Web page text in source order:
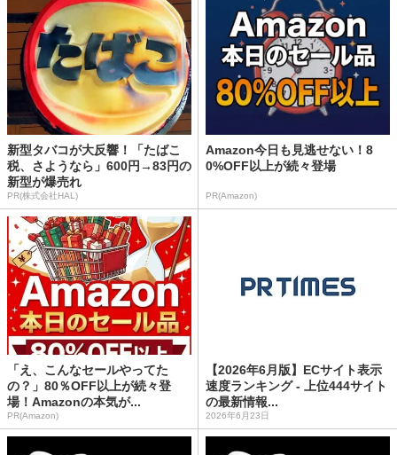
新型タバコが大反響！「たばこ
税、さようなら」600円→83円の
新型が爆売れ
PR(株式会社HAL)
Amazon今日も見逃せない！8
0%OFF以上が続々登場
PR(Amazon)
「え、こんなセールやってた
の？」80％OFF以上が続々登
場！Amazonの本気が...
PR(Amazon)
【2026年6月版】ECサイト表示
速度ランキング - 上位444サイト
の最新情報...
2026年6月23日